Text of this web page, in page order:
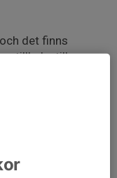
det finns
tillbaka till
möjlighet att
strax efter 12.00